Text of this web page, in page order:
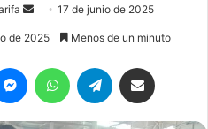
e
d
a
17 de junio de 2025
de 2025 Menos de un minuto